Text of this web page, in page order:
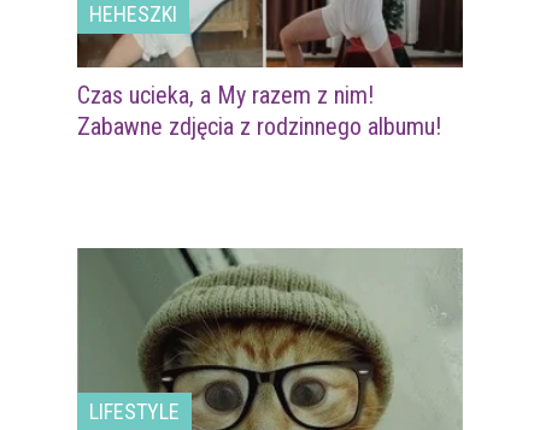
HEHESZKI
Czas ucieka, a My razem z nim!
Zabawne zdjęcia z rodzinnego albumu!
LIFESTYLE